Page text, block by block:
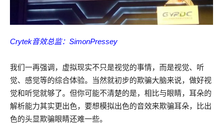
Crytek音效总监：SimonPressey
我们一再强调，虚拟现实不只是视觉的事情，而是视觉、听
觉、感觉等的综合体验。当然就初步的欺骗大脑来说，做好视
觉和听觉就够了。但你可能不清楚的是，相比与眼睛，耳朵的
解析能力其实更出色，要想模拟出色的音效来欺骗耳朵，比出
色的头显欺骗眼睛还难一些。